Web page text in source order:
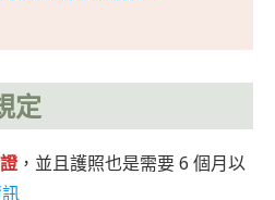
定
，並且護照也是需要 6 個月以